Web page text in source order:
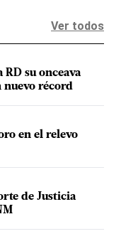
Ver todos
su onceava
nuevo récord
en el relevo
de Justicia